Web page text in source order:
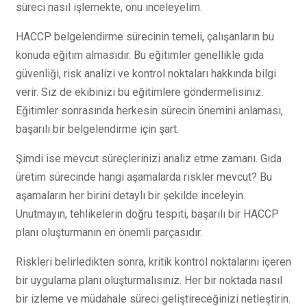
süreci nasıl işlemekte, onu inceleyelim.
HACCP belgelendirme sürecinin temeli, çalışanların bu
konuda eğitim almasıdır. Bu eğitimler genellikle gıda
güvenliği, risk analizi ve kontrol noktaları hakkında bilgi
verir. Siz de ekibinizi bu eğitimlere göndermelisiniz.
Eğitimler sonrasında herkesin sürecin önemini anlaması,
başarılı bir belgelendirme için şart.
Şimdi ise mevcut süreçlerinizi analiz etme zamanı. Gıda
üretim sürecinde hangi aşamalarda riskler mevcut? Bu
aşamaların her birini detaylı bir şekilde inceleyin.
Unutmayın, tehlikelerin doğru tespiti, başarılı bir HACCP
planı oluşturmanın en önemli parçasıdır.
Riskleri belirledikten sonra, kritik kontrol noktalarını içeren
bir uygulama planı oluşturmalısınız. Her bir noktada nasıl
bir izleme ve müdahale süreci geliştireceğinizi netleştirin.